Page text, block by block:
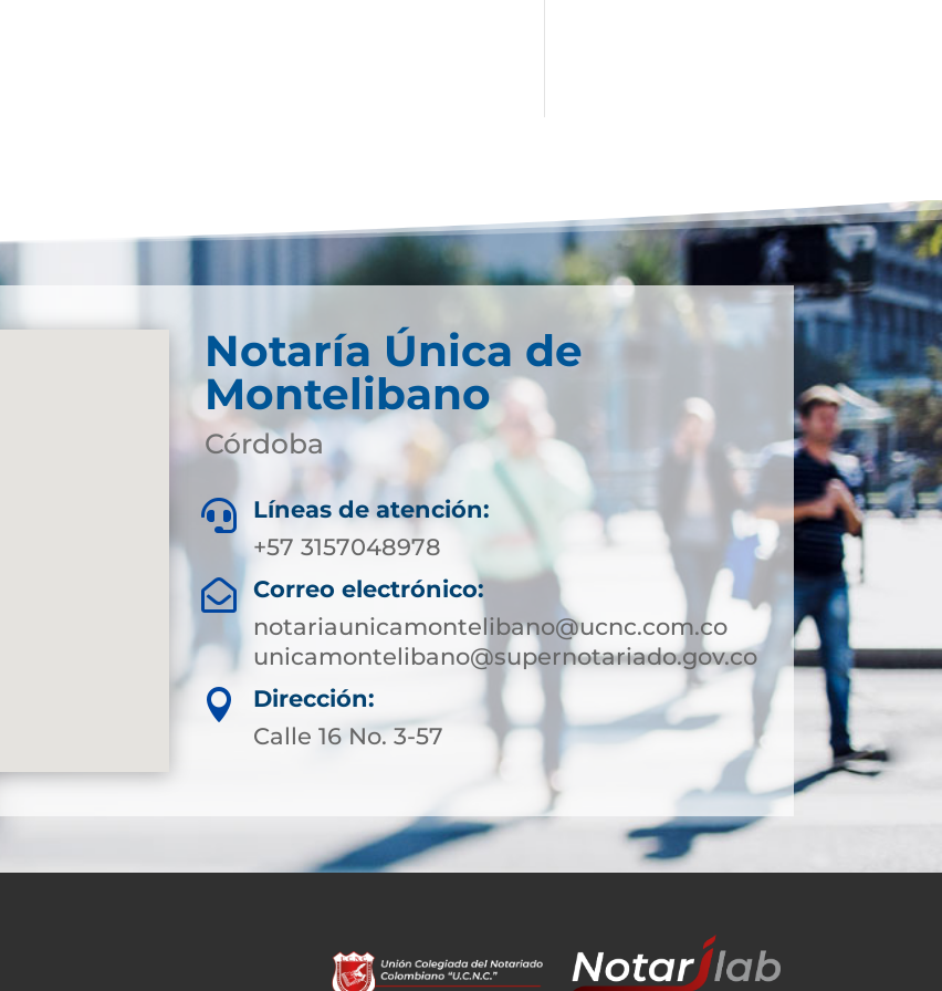
Notaría Única de
Montelibano
Córdoba

Líneas de atención:
+57 3157048978

Correo electrónico:
notariaunicamontelibano@ucnc.com.co
unicamontelibano@supernotariado.gov.co

Dirección:
Calle 16 No. 3-57